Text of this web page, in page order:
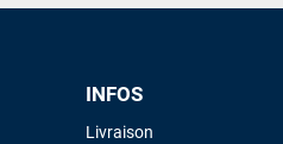
INFOS
Livraison
trouvé une pépite à laquelle je
excellent prix et en plus super